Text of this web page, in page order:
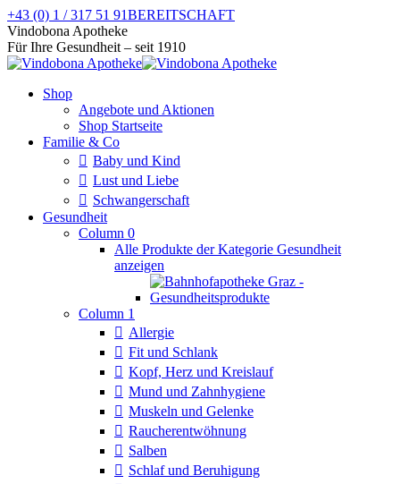
Zum
Inhalt
springen
+43 (0) 1 / 317 51 91BEREITSCHAFT
Facebook
page
opens
new
Instagram
page
opens
new
Vindobona Apotheke
Für Ihre Gesundheit – seit 1910
Shop
Angebote und Aktionen
Shop Startseite
Familie & Co
Baby und Kind
Lust und Liebe
Schwangerschaft
Gesundheit
Column 0
Alle Produkte der Kategorie Gesundheit
anzeigen
Column 1
Allergie
Fit und Schlank
Kopf, Herz und Kreislauf
Mund und Zahnhygiene
Muskeln und Gelenke
Raucherentwöhnung
Salben
Schlaf und Beruhigung